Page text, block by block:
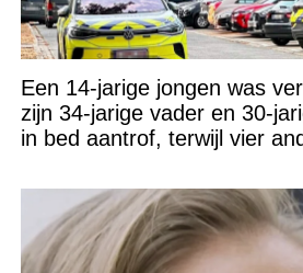
Een 14-jarige jongen was
zijn 34-jarige vader en 30-
in bed aantrof, terwijl vier